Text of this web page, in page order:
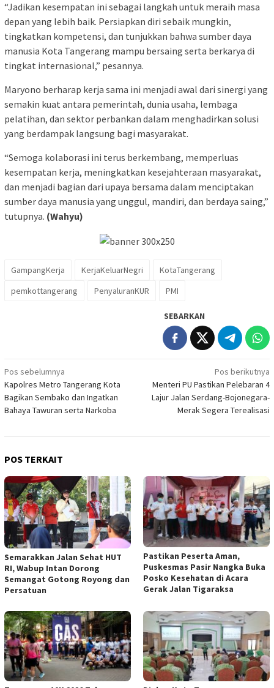
“Jadikan kesempatan ini sebagai langkah untuk meraih masa
depan yang lebih baik. Persiapkan diri sebaik mungkin,
tingkatkan kompetensi, dan tunjukkan bahwa sumber daya
manusia Kota Tangerang mampu bersaing serta berkarya di
tingkat internasional,” pesannya.
Maryono berharap kerja sama ini menjadi awal dari sinergi yang
semakin kuat antara pemerintah, dunia usaha, lembaga
pelatihan, dan sektor perbankan dalam menghadirkan solusi
yang berdampak langsung bagi masyarakat.
“Semoga kolaborasi ini terus berkembang, memperluas
kesempatan kerja, meningkatkan kesejahteraan masyarakat,
dan menjadi bagian dari upaya bersama dalam menciptakan
sumber daya manusia yang unggul, mandiri, dan berdaya saing,”
tutupnya. (Wahyu)
GampangKerja KerjaKeluarNegri
KotaTangerang
pemkottangerang
PenyaluranKUR PMI
SEBARKAN
Navigasi
pos
Pos sebelumnya
Kapolres Metro Tangerang Kota
Bagikan Sembako dan Ingatkan
Bahaya Tawuran serta Narkoba
Pos berikutnya
Menteri PU Pastikan Pelebaran 4
Lajur Jalan Serdang-Bojonegara-
Merak Segera Terealisasi
POS TERKAIT
Semarakkan Jalan Sehat HUT
RI, Wabup Intan Dorong
Semangat Gotong Royong dan
Persatuan
Pastikan Peserta Aman,
Puskesmas Pasir Nangka Buka
Posko Kesehatan di Acara
Gerak Jalan Tigaraksa